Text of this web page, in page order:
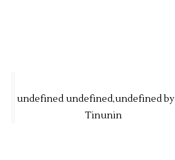
undefined undefined,undefined by
Tinunin